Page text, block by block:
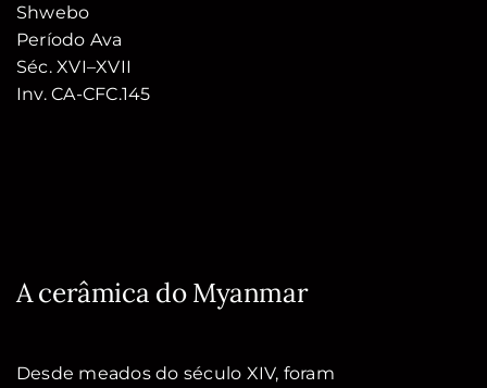
Shwebo
Período Ava
Séc. XVI–XVII
Inv. CA-CFC.145
A cerâmica do Myanmar
Desde meados do século XIV, foram